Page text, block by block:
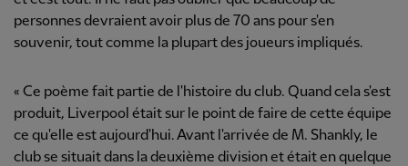
personnes devraient avoir plus de 70 ans pour s'en
souvenir, tout comme la plupart des joueurs impliqués.
« Ce poème fait partie de l'histoire du club. Quand cela s'est
produit, Liverpool était sur le point de faire de cette équipe
ce qu'elle est aujourd'hui. Avant l'arrivée de M. Shankly, le
club se situait dans la deuxième division et était en quelque